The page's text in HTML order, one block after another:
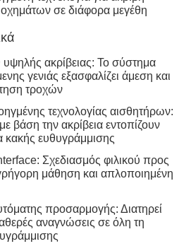
σε διάφορα μεγέθη
ακρίβειας: Το σύστημα
γενιάς εξασφαλίζει άμεση και
τροχών
τεχνολογίας αισθητήρων:
βάση την ακρίβεια εντοπίζουν
ευθυγράμμισης
Σχεδιασμός φιλικού προς
μάθηση και απλοποιημένη
προσαρμογής: Διατηρεί
αναγνώσεις σε όλη τη